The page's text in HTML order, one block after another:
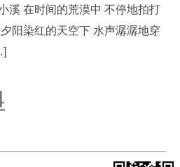
溪 在时间的荒漠中 不停地拍打
阳染红的天空下 水声潺潺地穿